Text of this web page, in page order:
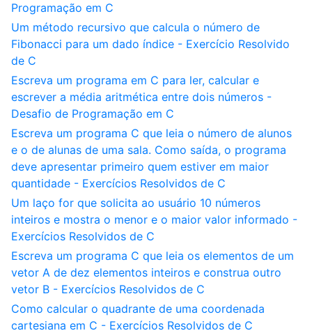
Programação em C
Um método recursivo que calcula o número de
Fibonacci para um dado índice - Exercício Resolvido
de C
Escreva um programa em C para ler, calcular e
escrever a média aritmética entre dois números -
Desafio de Programação em C
Escreva um programa C que leia o número de alunos
e o de alunas de uma sala. Como saída, o programa
deve apresentar primeiro quem estiver em maior
quantidade - Exercícios Resolvidos de C
Um laço for que solicita ao usuário 10 números
inteiros e mostra o menor e o maior valor informado -
Exercícios Resolvidos de C
Escreva um programa C que leia os elementos de um
vetor A de dez elementos inteiros e construa outro
vetor B - Exercícios Resolvidos de C
Como calcular o quadrante de uma coordenada
cartesiana em C - Exercícios Resolvidos de C